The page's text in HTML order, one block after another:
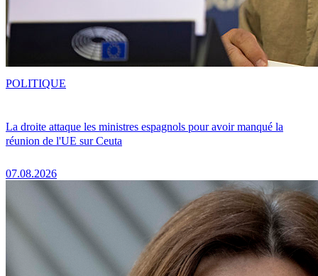
La droite attaque les ministres espagnols pour avoir manqué la
réunion de l'UE sur Ceuta
07.08.2026
POLITIQUE